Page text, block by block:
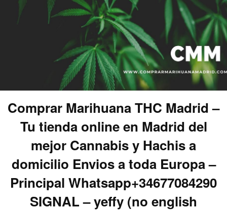
Comprar Marihuana THC Madrid –
Tu tienda online en Madrid del
mejor Cannabis y Hachis a
domicilio Envios a toda Europa –
Principal Whatsapp+34677084290
SIGNAL – yeffy (no english